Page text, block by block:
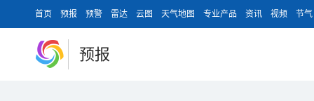
首页 预报 预警 雷达 云图 天气地图 专业产品 资讯 视频 节气
预报